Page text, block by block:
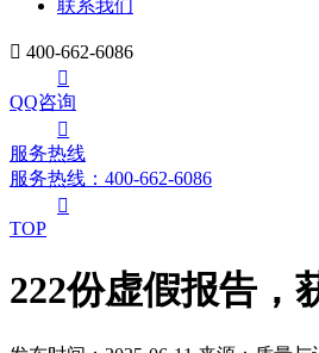
联系我们
 400-662-6086

QQ咨询

服务热线
服务热线：400-662-6086

TOP
222份虚假报告，